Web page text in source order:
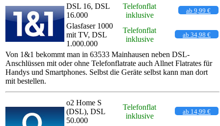
DSL 16, DSL
16.000
Telefonflat
inklusive
ab 9,99 €
Glasfaser 1000
mit TV, DSL
1.000.000
Telefonflat
inklusive
ab 34,98 €
Von 1&1 bekommt man in 63533 Mainhausen neben DSL-
Anschlüssen mit oder ohne Telefonflatrate auch Allnet Flatrates für
Handys und Smartphones. Selbst die Geräte selbst kann man dort
mit bestellen.
o2 Home S
(DSL), DSL
50.000
Telefonflat
inklusive
ab 14,99 €